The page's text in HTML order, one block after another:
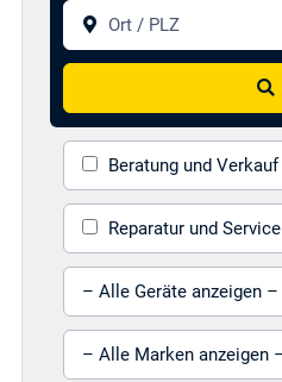
Ort / PLZ
Suchen
Beratung und Verkauf
Reparatur und Service
Gerät auswählen
Marke auswählen